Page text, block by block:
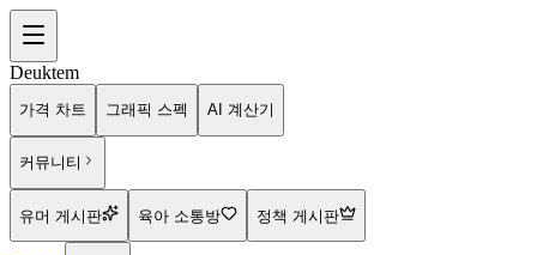
Deuktem
가격 차트 그래픽 스펙 AI 계산기
커뮤니티
유머 게시판 육아 소통방 정책 게시판